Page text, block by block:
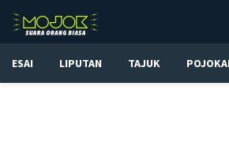
ESAI LIPUTAN TAJUK